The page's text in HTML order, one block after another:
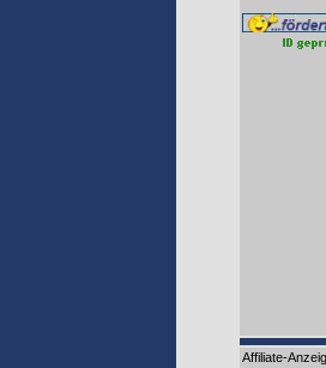
Affiliate-